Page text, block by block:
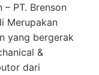
– PT. Brenson
Merupakan
yang bergerak
&
dari